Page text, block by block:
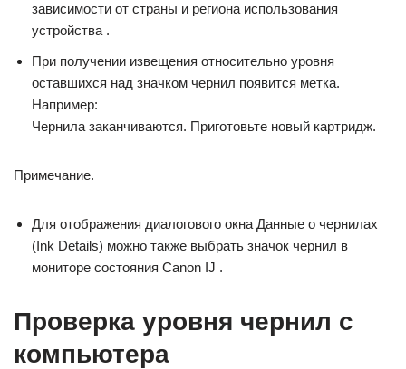
зависимости от страны и региона использования
устройства .
При получении извещения относительно уровня
оставшихся над значком чернил появится метка.
Например:
Чернила заканчиваются. Приготовьте новый картридж.
Примечание.
Для отображения диалогового окна Данные о чернилах
(Ink Details) можно также выбрать значок чернил в
мониторе состояния Canon IJ .
Проверка уровня чернил с
компьютера